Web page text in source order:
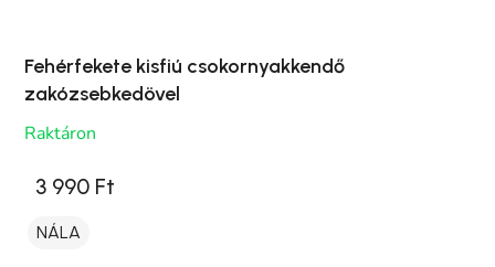
Fehérfekete kisfiú csokornyakkendő
zakózsebkedövel
Raktáron
3 990 Ft
NÁLA